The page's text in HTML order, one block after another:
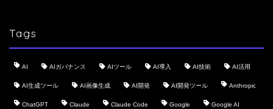
Tags
AI AIガバナンス AIツール AI導入 AI技術 AI活用
AI生成ツール AI画像生成 AI開発 AI開発ツール Anthropic
ChatGPT Claude Claude Code Google Google AI